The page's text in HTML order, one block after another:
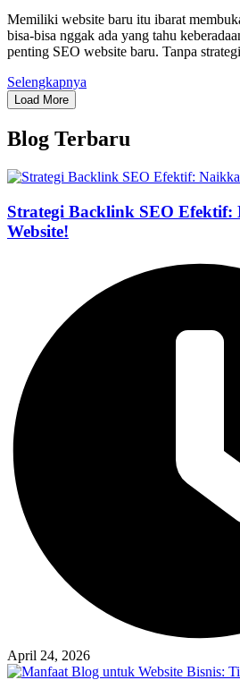
Memiliki website baru itu ibarat
bisa-bisa nggak ada yang tahu
penting SEO website baru. Tanpa
Selengkapnya
Load More
Blog Terbaru
Strategi Backlink SEO
Website!
April 24, 2026